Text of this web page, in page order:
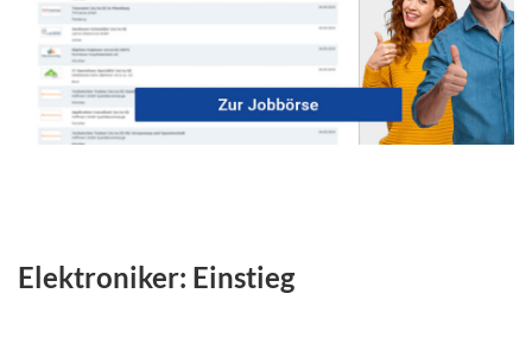
Elektroniker: Einstieg